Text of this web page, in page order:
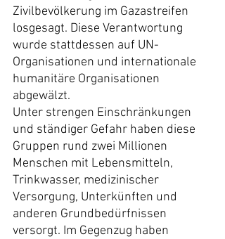
Zivilbevölkerung im Gazastreifen
losgesagt. Diese Verantwortung
wurde stattdessen auf UN-
Organisationen und internationale
humanitäre Organisationen
abgewälzt.
Unter strengen Einschränkungen
und ständiger Gefahr haben diese
Gruppen rund zwei Millionen
Menschen mit Lebensmitteln,
Trinkwasser, medizinischer
Versorgung, Unterkünften und
anderen Grundbedürfnissen
versorgt. Im Gegenzug haben